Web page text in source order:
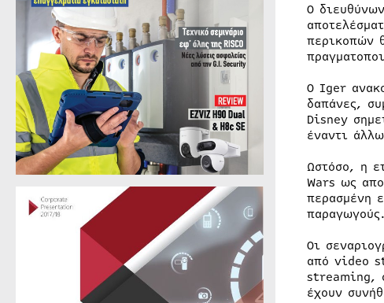
Ο
περικοπών
Ο Iger
δαπάνες,
Disney
έναντι
Ωστόσο, η
Wars ως
περασμένη
παραγωγούς.
Οι
από video
streaming,
έχουν